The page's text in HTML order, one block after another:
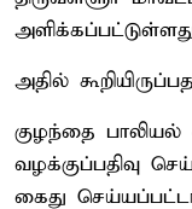
அதில்
குழந்தை
வழக்குப்பதிவு
கைது